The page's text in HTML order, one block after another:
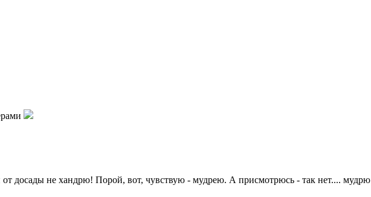
досады не хандрю! Порой, вот, чувствую - мудрею. А присмотрюсь - так нет.... мудрю